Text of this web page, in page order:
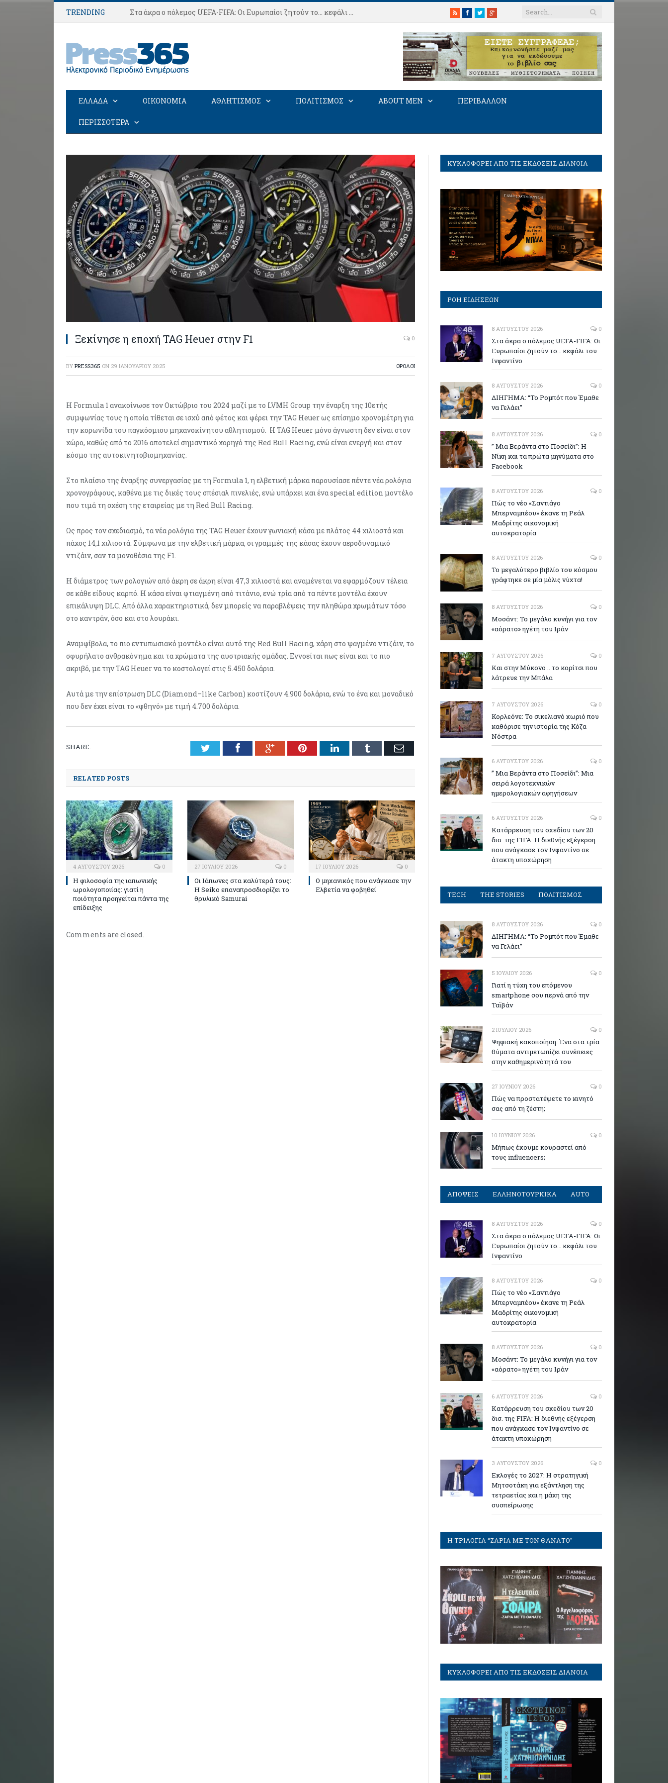
TRENDING Στα άκρα ο πόλεμος UEFA-FIFA: Οι Ευρωπαίοι ζητούν το… κεφάλι του Ινφαντίνο RSSFacebook
TwitterGoogle+
ΕΛΛΑΔΑ ΟΙΚΟΝΟΜΙΑ ΑΘΛΗΤΙΣΜΟΣ ΠΟΛΙΤΙΣΜΟΣ ABOUT MEN ΠΕΡΙΒΑΛΛΟΝ
ΠΕΡΙΣΣΟΤΕΡΑ
Ξεκίνησε η εποχή TAG Heuer στην F1 0
BY PRESS365 ON 29 ΙΑΝΟΥΑΡΊΟΥ 2025 ΩΡΟΛΟΙ
Η Formula 1 ανακοίνωσε τον Οκτώβριο του 2024 μαζί με το LVMH Group την έναρξη της 10ετής
συμφωνίας τους η οποία τίθεται σε ισχύ από φέτος και φέρει την TAG Heuer ως επίσημο χρονομέτρη για
την κορωνίδα του παγκόσμιου μηχανοκίνητου αθλητισμού. Η TAG Heuer μόνο άγνωστη δεν είναι στον
χώρο, καθώς από το 2016 αποτελεί σημαντικό χορηγό της Red Bull Racing, ενώ είναι ενεργή και στον
κόσμο της αυτοκινητοβιομηχανίας.
Στο πλαίσιο της έναρξης συνεργασίας με τη Formula 1, η ελβετική μάρκα παρουσίασε πέντε νέα ρολόγια
χρονογράφους, καθένα με τις δικές τους σπέσιαλ πινελιές, ενώ υπάρχει και ένα special edition μοντέλο
που τιμά τη σχέση της εταιρείας με τη Red Bull Racing.
Ως προς τον σχεδιασμό, τα νέα ρολόγια της TAG Heuer έχουν γωνιακή κάσα με πλάτος 44 χιλιοστά και
πάχος 14,1 χιλιοστά. Σύμφωνα με την ελβετική μάρκα, οι γραμμές της κάσας έχουν αεροδυναμικό
ντιζάιν, σαν τα μονοθέσια της F1.
Η διάμετρος των ρολογιών από άκρη σε άκρη είναι 47,3 χιλιοστά και αναμένεται να εφαρμόζουν τέλεια
σε κάθε είδους καρπό. Η κάσα είναι φτιαγμένη από τιτάνιο, ενώ τρία από τα πέντε μοντέλα έχουν
επικάλυψη DLC. Από άλλα χαρακτηριστικά, δεν μπορείς να παραβλέψεις την πληθώρα χρωμάτων τόσο
στο καντράν, όσο και στο λουράκι.
Αναμφίβολα, το πιο εντυπωσιακό μοντέλο είναι αυτό της Red Bull Racing, χάρη στο ψαγμένο ντιζάιν, το
σφυρήλατο ανθρακόνημα και τα χρώματα της αυστριακής ομάδας. Εννοείται πως είναι και το πιο
ακριβό, με την TAG Heuer να το κοστολογεί στις 5.450 δολάρια.
Αυτά με την επίστρωση DLC (Diamond–like Carbon) κοστίζουν 4.900 δολάρια, ενώ το ένα και μοναδικό
που δεν έχει είναι το «φθηνό» με τιμή 4.700 δολάρια.
SHARE. TwitterFacebookGoogle+PinterestLinkedInTumblr Email
RELATED POSTS
4 ΑΥΓΟΎΣΤΟΥ 2026 0
Η φιλοσοφία της ιαπωνικής
ωρολογοποιίας: γιατί η
ποιότητα προηγείται πάντα της
επίδειξης
27 ΙΟΥΛΊΟΥ 2026 0
Οι Ιάπωνες στα καλύτερά τους:
Η Seiko επαναπροσδιορίζει το
θρυλικό Samurai
17 ΙΟΥΛΊΟΥ 2026 0
Ο μηχανικός που ανάγκασε την
Ελβετία να φοβηθεί
Comments are closed.
ΚΥΚΛΟΦΟΡΕΙ ΑΠΟ ΤΙΣ ΕΚΔΟΣΕΙΣ ΔΙΑΝΟΙΑ
ΡΟΗ ΕΙΔΗΣΕΩΝ
8 ΑΥΓΟΎΣΤΟΥ 2026 0
Στα άκρα ο πόλεμος UEFA-FIFA: Οι
Ευρωπαίοι ζητούν το… κεφάλι του
Ινφαντίνο
8 ΑΥΓΟΎΣΤΟΥ 2026 0
ΔΙΗΓΗΜΑ: “Το Ρομπότ που Έμαθε
να Γελάει”
8 ΑΥΓΟΎΣΤΟΥ 2026 0
” Μια Βεράντα στο Ποσείδι”: Η
Νίκη και τα πρώτα μηνύματα στο
Facebook
8 ΑΥΓΟΎΣΤΟΥ 2026 0
Πώς το νέο «Σαντιάγο
Μπερναμπέου» έκανε τη Ρεάλ
Μαδρίτης οικονομική
αυτοκρατορία
8 ΑΥΓΟΎΣΤΟΥ 2026 0
Το μεγαλύτερο βιβλίο του κόσμου
γράφτηκε σε μία μόλις νύχτα!
8 ΑΥΓΟΎΣΤΟΥ 2026 0
Μοσάντ: Το μεγάλο κυνήγι για τον
«αόρατο» ηγέτη του Ιράν
7 ΑΥΓΟΎΣΤΟΥ 2026 0
Και στην Μύκονο .. το κορίτσι που
λάτρευε την Μπάλα
7 ΑΥΓΟΎΣΤΟΥ 2026 0
Κορλεόνε: Το σικελιανό χωριό που
καθόρισε την ιστορία της Κόζα
Νόστρα
6 ΑΥΓΟΎΣΤΟΥ 2026 0
” Μια Βεράντα στο Ποσείδι”: Μια
σειρά λογοτεχνικών
ημερολογιακών αφηγήσεων
6 ΑΥΓΟΎΣΤΟΥ 2026 0
Κατάρρευση του σχεδίου των 20
δισ. της FIFA: Η διεθνής εξέγερση
που ανάγκασε τον Ινφαντίνο σε
άτακτη υποχώρηση
TECH THE STORIES ΠΟΛΙΤΙΣΜΟΣ
8 ΑΥΓΟΎΣΤΟΥ 2026 0
ΔΙΗΓΗΜΑ: “Το Ρομπότ που Έμαθε
να Γελάει”
5 ΙΟΥΛΊΟΥ 2026 0
Γιατί η τύχη του επόμενου
smartphone σου περνά από την
Ταϊβάν
2 ΙΟΥΛΊΟΥ 2026 0
Ψηφιακή κακοποίηση: Ένα στα τρία
θύματα αντιμετωπίζει συνέπειες
στην καθημερινότητά του
27 ΙΟΥΝΊΟΥ 2026 0
Πώς να προστατέψετε το κινητό
σας από τη ζέστη;
10 ΙΟΥΝΊΟΥ 2026 0
Μήπως έχουμε κουραστεί από
τους influencers;
ΑΠΟΨΕΙΣ ΕΛΛΗΝΟΤΟΥΡΚΙΚΑ AUTO
8 ΑΥΓΟΎΣΤΟΥ 2026 0
Στα άκρα ο πόλεμος UEFA-FIFA: Οι
Ευρωπαίοι ζητούν το… κεφάλι του
Ινφαντίνο
8 ΑΥΓΟΎΣΤΟΥ 2026 0
Πώς το νέο «Σαντιάγο
Μπερναμπέου» έκανε τη Ρεάλ
Μαδρίτης οικονομική
αυτοκρατορία
8 ΑΥΓΟΎΣΤΟΥ 2026 0
Μοσάντ: Το μεγάλο κυνήγι για τον
«αόρατο» ηγέτη του Ιράν
6 ΑΥΓΟΎΣΤΟΥ 2026 0
Κατάρρευση του σχεδίου των 20
δισ. της FIFA: Η διεθνής εξέγερση
που ανάγκασε τον Ινφαντίνο σε
άτακτη υποχώρηση
3 ΑΥΓΟΎΣΤΟΥ 2026 0
Εκλογές το 2027: Η στρατηγική
Μητσοτάκη για εξάντληση της
τετραετίας και η μάχη της
συσπείρωσης
Η ΤΡΙΛΟΓΙΑ “ΖΑΡΙΑ ΜΕ ΤΟΝ ΘΑΝΑΤΟ”
ΚΥΚΛΟΦΟΡΕΙ ΑΠΟ ΤΙΣ ΕΚΔΟΣΕΙΣ ΔΙΑΝΟΙΑ